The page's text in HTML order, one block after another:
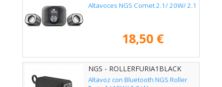
Altavoces NGS Comet 2.1/ 20W/ 2.1
18,50 €
NGS - ROLLERFURIA1BLACK
Altavoz con Bluetooth NGS Roller